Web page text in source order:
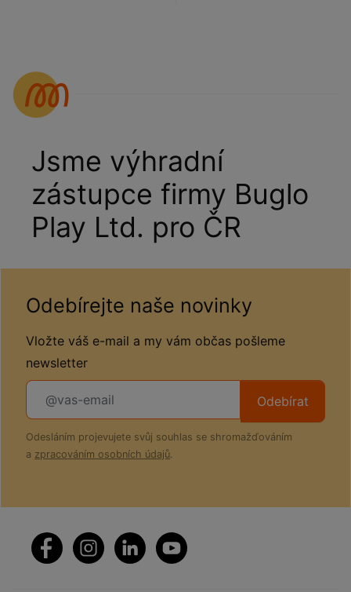
Jsme výhradní
zástupce firmy Buglo
Play Ltd. pro ČR
Odebírejte naše novinky
Vložte váš e-mail a my vám občas pošleme
newsletter
Odebírat
Odesláním projevujete svůj souhlas se shromažďováním
a zpracováním osobních údajů.